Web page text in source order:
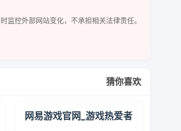
控外部网站变化，不承担相关法律责任。
猜你喜欢
网易游戏官网_游戏热爱者